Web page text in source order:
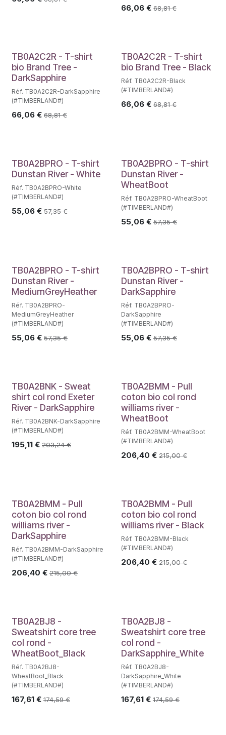
66,06€ 68,81€
TB0A2C2R - T-shirt
bio Brand Tree -
DarkSapphire
Réf. TB0A2C2R-DarkSapphire
(#TIMBERLAND#)
66,06 € 68,81€
TB0A2C2R - T-shirt
bio Brand Tree - Black
Réf. TB0A2C2R-Black
(#TIMBERLAND#)
66,06€ 68,81€
TB0A2BPRO - T-shirt
Dunstan River - White
Réf. TB0A2BPRO-White
(#TIMBERLAND#)
55,06 € 57,35€
TB0A2BPRO - T-shirt
Dunstan River -
WheatBoot
Réf. TB0A2BPRO-WheatBoot
(#TIMBERLAND#)
55,06€ 57,35€
TB0A2BPRO - T-shirt
Dunstan River -
MediumGreyHeather
Réf. TB0A2BPRO-
MediumGreyHeather
(#TIMBERLAND#)
55,06 € 57,35€
TB0A2BPRO - T-shirt
Dunstan River -
DarkSapphire
Réf. TB0A2BPRO-
DarkSapphire
(#TIMBERLAND#)
55,06€ 57,35€
TB0A2BNK - Sweat
shirt col rond Exeter
River - DarkSapphire
Réf. TB0A2BNK-DarkSapphire
(#TIMBERLAND#)
195,11 € 203,24€
TB0A2BMM - Pull
coton bio col rond
williams river -
WheatBoot
Réf. TB0A2BMM-WheatBoot
(#TIMBERLAND#)
206,40 € 215,00€
TB0A2BMM - Pull
coton bio col rond
williams river -
DarkSapphire
Réf. TB0A2BMM-DarkSapphire
(#TIMBERLAND#)
206,40 € 215,00€
TB0A2BMM - Pull
coton bio col rond
williams river - Black
Réf. TB0A2BMM-Black
(#TIMBERLAND#)
206,40 € 215,00€
TB0A2BJ8 -
Sweatshirt core tree
col rond -
WheatBoot_Black
Réf. TB0A2BJ8-
WheatBoot_Black
(#TIMBERLAND#)
167,61 € 174,59€
TB0A2BJ8 -
Sweatshirt core tree
col rond -
DarkSapphire_White
Réf. TB0A2BJ8-
DarkSapphire_White
(#TIMBERLAND#)
167,61€ 174,59€